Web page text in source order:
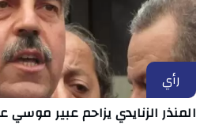
رأي
المنذر الزنايدي يزاحم عبير